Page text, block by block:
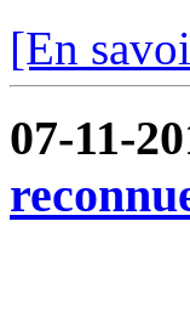
[En
07-11-